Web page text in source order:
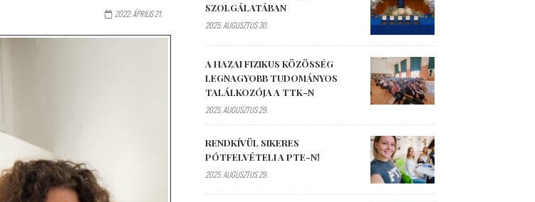
2022. ÁPRILIS 21.
SZOLGÁLATÁBAN
2025. AUGUSZTUS 30.
A HAZAI FIZIKUS KÖZÖSSÉG
LEGNAGYOBB TUDOMÁNYOS
TALÁLKOZÓJA A TTK-N
2025. AUGUSZTUS 29.
RENDKÍVÜL SIKERES
PÓTFELVÉTELI A PTE-N!
2025. AUGUSZTUS 29.